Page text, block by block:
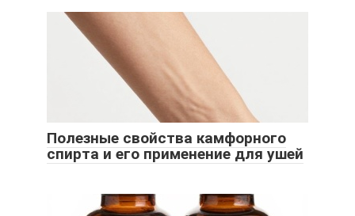
Полезные свойства камфорного
спирта и его применение для ушей